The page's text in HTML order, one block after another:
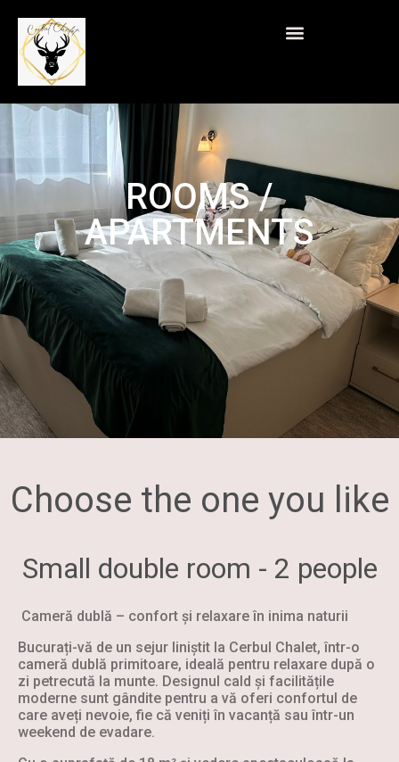
ROOMS /
APARTMENTS
Choose the one you like
Small double room - 2 people
Cameră dublă – confort și relaxare în inima naturii
Bucurați-vă de un sejur liniștit la Cerbul Chalet, într-o
cameră dublă primitoare, ideală pentru relaxare după o
zi petrecută la munte. Designul cald și facilitățile
moderne sunt gândite pentru a vă oferi confortul de
care aveți nevoie, fie că veniți în vacanță sau într-un
weekend de evadare.